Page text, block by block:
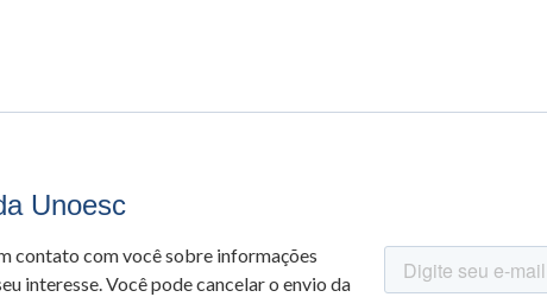
Unoesc
contato com você sobre informações
interesse. Você pode cancelar o envio da